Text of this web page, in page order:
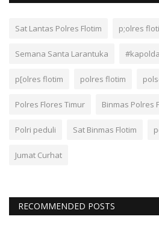
Sat Lantas Polres Flotim p;olres
Semana Santa Larantuka
p[olres flotim polres flotim
Polres Flores Timur Binmas Polres
Polri peduli Sat Binmas Flotim
Jumat Curhat
RECOMMENDED POSTS